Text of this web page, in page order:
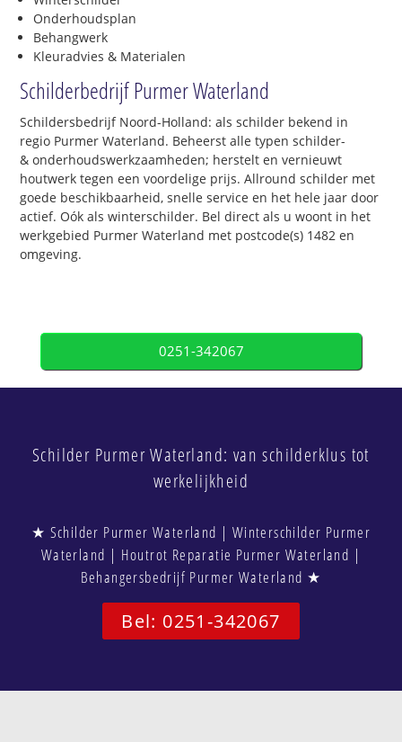
Onderhoudsplan
Behangwerk
Kleuradvies & Materialen
Schilderbedrijf Purmer Waterland
Schildersbedrijf Noord-Holland: als schilder bekend in
regio Purmer Waterland. Beheerst alle typen schilder-
& onderhoudswerkzaamheden; herstelt en vernieuwt
houtwerk tegen een voordelige prijs. Allround schilder met
goede beschikbaarheid, snelle service en het hele jaar door
actief. Oók als winterschilder. Bel direct als u woont in het
werkgebied Purmer Waterland met postcode(s) 1482 en
omgeving.
0251-342067
Schilder Purmer Waterland: van schilderklus tot
werkelijkheid
★ Schilder Purmer Waterland | Winterschilder Purmer
Waterland | Houtrot Reparatie Purmer Waterland |
Behangersbedrijf Purmer Waterland ★
Bel: 0251-342067